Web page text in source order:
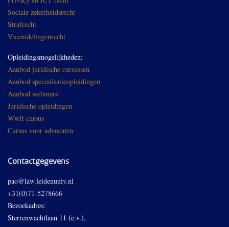
Sociale zekerheidsrecht
Strafrecht
Vreemdelingenrecht
Opleidingsmogelijkheden:
Aanbod juridische cursussen
Aanbod specialisatieopleidingen
Aanbod webinars
Juridische opleidingen
Wwft cursus
Cursus voor advocaten
Contactgegevens
pao@law.leidenuniv.nl
+31(0)71-5278666
Bezoekadres:
Sterrenwachtlaan 11 (e.v.),